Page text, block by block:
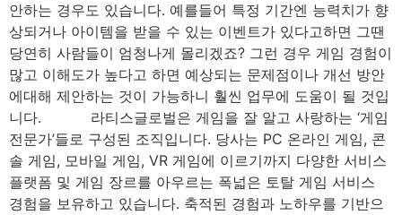
안하는 경우도 있습니다. 예를들어 특정 기간엔 능력치가 향
상되거나 아이템을 받을 수 있는 이벤트가 있다고하면 그땐
당연히 사람들이 엄청나게 몰리겠죠? 그런 경우 게임 경험이
많고 이해도가 높다고 하면 예상되는 문제점이나 개선 방안
에대해 제안하는 것이 가능하니 훨씬 업무에 도움이 될 것입
니다. 라티스글로벌은 게임을 잘 알고 사랑하는 ‘게임
전문가’들로 구성된 조직입니다. 당사는 PC 온라인 게임, 콘
솔 게임, 모바일 게임, VR 게임에 이르기까지 다양한 서비스
플랫폼 및 게임 장르를 아우르는 폭넓은 토탈 게임 서비스
경험을 보유하고 있습니다. 축적된 경험과 노하우를 기반으